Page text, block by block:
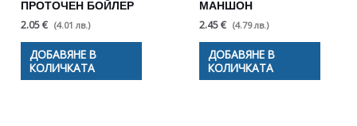
ПРОТОЧЕН БОЙЛЕР
2.05 € (4.01 лв.)
ДОБАВЯНЕ В
КОЛИЧКАТА
МАНШОН
2.45 € (4.79 лв.)
ДОБАВЯНЕ В
КОЛИЧКАТА